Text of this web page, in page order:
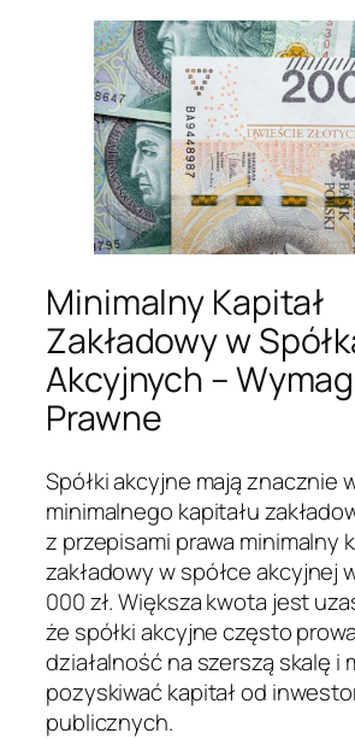
Minimalny Kapitał
Zakładowy w
Akcyjnych –
Prawne
Spółki akcyjne mają znacznie
minimalnego kapitału
z przepisami prawa minimalny
zakładowy w spółce akcyjnej
000 zł. Większa kwota jest
że spółki akcyjne często
działalność na szerszą skalę i
pozyskiwać kapitał od
publicznych.